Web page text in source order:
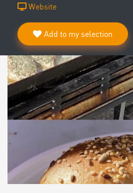
Website
Add to my selection